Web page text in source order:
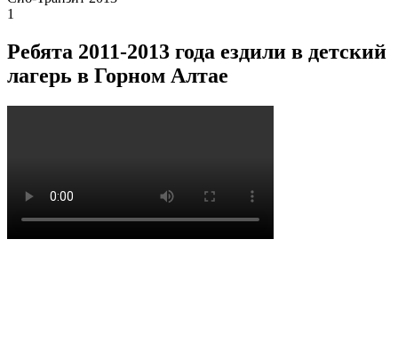
1
Ребята 2011-2013 года ездили в детский
лагерь в Горном Алтае